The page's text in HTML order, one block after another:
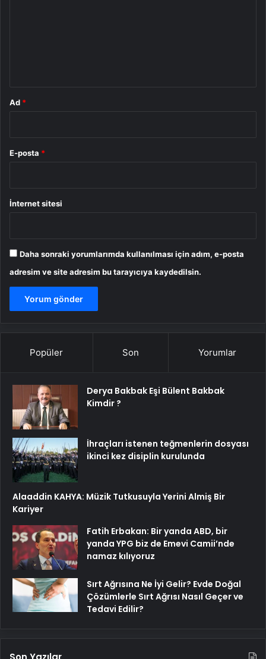
Ad *
E-posta *
İnternet sitesi
Daha sonraki yorumlarımda kullanılması için adım, e-posta
adresim ve site adresim bu tarayıcıya kaydedilsin.
Popüler Son Yorumlar
Derya Bakbak Eşi Bülent Bakbak
Kimdir ?
İhraçları istenen teğmenlerin dosyası
ikinci kez disiplin kurulunda
Alaaddin KAHYA: Müzik Tutkusuyla Yerini Almiş Bir
Kariyer
Fatih Erbakan: Bir yanda ABD, bir
yanda YPG biz de Emevi Camii’nde
namaz kılıyoruz
Sırt Ağrısına Ne İyi Gelir? Evde Doğal
Çözümlerle Sırt Ağrısı Nasıl Geçer ve
Tedavi Edilir?